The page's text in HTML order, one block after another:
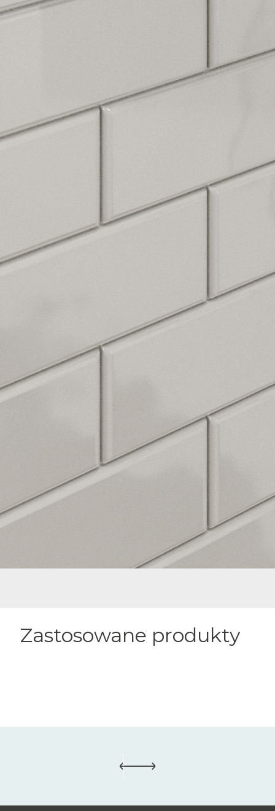
Zastosowane produkty